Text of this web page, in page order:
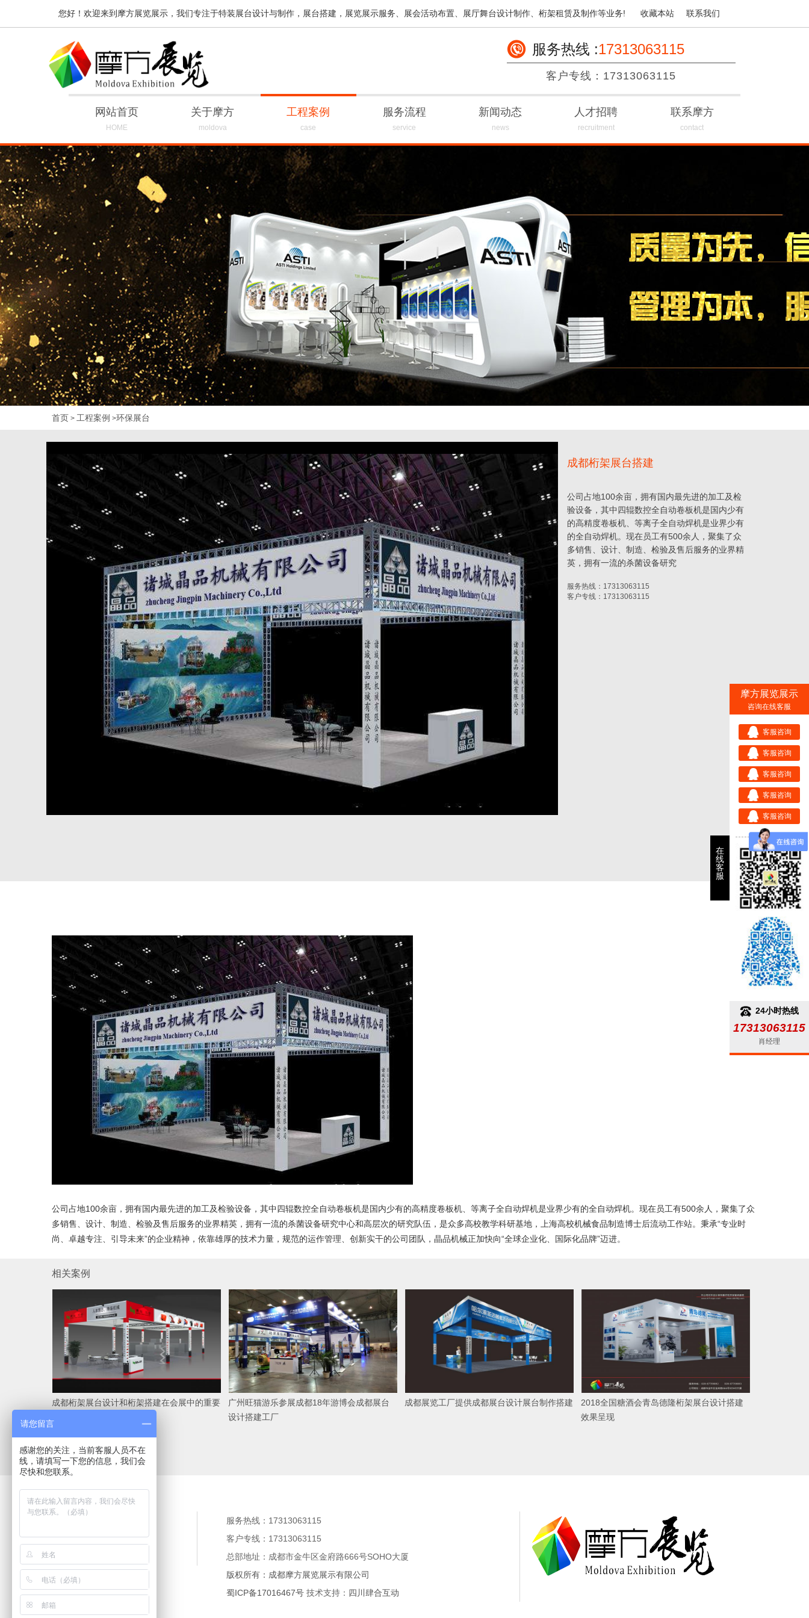
您好！欢迎来到摩方展览展示，我们专注于特装展台设计与制作，展台搭建，展览展示服务、展会活动布置、展厅舞台设计制作、桁架租赁及制作等业务! 收藏本站 联系我们
服务热线 :17313063115
客户专线：17313063115
网站首页
HOME
关于摩方
moldova
工程案例
case
服务流程
service
新闻动态
news
人才招聘
recruitment
联系摩方
contact
首页 > 工程案例 >环保展台
成都桁架展台搭建
公司占地100余亩，拥有国内最先进的加工及检
验设备，其中四辊数控全自动卷板机是国内少有
的高精度卷板机、等离子全自动焊机是业界少有
的全自动焊机。现在员工有500余人，聚集了众
多销售、设计、制造、检验及售后服务的业界精
英，拥有一流的杀菌设备研究
服务热线：17313063115
客户专线：17313063115
公司占地100余亩，拥有国内最先进的加工及检验设备，其中四辊数控全自动卷板机是国内少有的高精度卷板机、等离子全自动焊机是业界少有的全自动焊机。现在员工有500余人，聚集了众
多销售、设计、制造、检验及售后服务的业界精英，拥有一流的杀菌设备研究中心和高层次的研究队伍，是众多高校教学科研基地，上海高校机械食品制造博士后流动工作站。秉承“专业时
尚、卓越专注、引导未来”的企业精神，依靠雄厚的技术力量，规范的运作管理、创新实干的公司团队，晶品机械正加快向“全球企业化、国际化品牌”迈进。
相关案例
成都桁架展台设计和桁架搭建在会展中的重要
广州旺猫游乐参展成都18年游博会成都展台
设计搭建工厂
成都展览工厂提供成都展台设计展台制作搭建
2018全国糖酒会青岛德隆桁架展台设计搭建
效果呈现
服务流程
新闻动态
人才招聘
服务热线：17313063115
客户专线：17313063115
总部地址：成都市金牛区金府路666号SOHO大厦
版权所有：成都摩方展览展示有限公司
蜀ICP备17016467号 技术支持： 四川肆合互动
摩方展览展示
咨询在线客服
客服咨询
客服咨询
客服咨询
客服咨询
客服咨询
24小时热线
17313063115
肖经理
在
线
客
服
请您留言
感谢您的关注，当前客服人员不在
线，请填写一下您的信息，我们会
尽快和您联系。